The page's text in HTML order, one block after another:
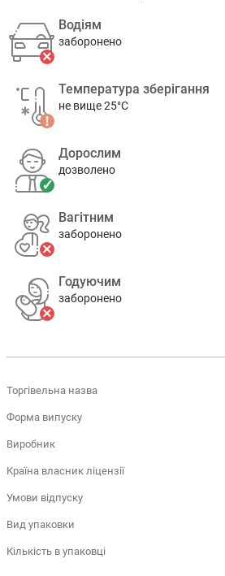
Водіям
заборонено
Температура зберігання
не вище 25°C
Дорослим
дозволено
Вагітним
заборонено
Годуючим
заборонено
Торгівельна назва
Форма випуску
Виробник
Країна власник ліцензії
Умови відпуску
Вид упаковки
Кількість в упаковці